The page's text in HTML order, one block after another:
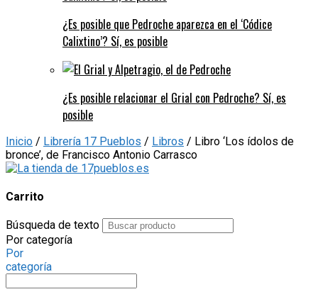
¿Es posible que Pedroche aparezca en el ‘Códice
Calixtino’? Sí, es posible
¿Es posible relacionar el Grial con Pedroche? Sí, es
posible
Inicio / Librería 17 Pueblos / Libros / Libro ‘Los ídolos de
bronce’, de Francisco Antonio Carrasco
Carrito
Búsqueda de texto
Por categoría
Por
categoría